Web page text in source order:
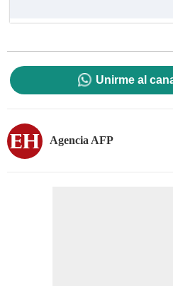
Unirme al
Agencia AFP